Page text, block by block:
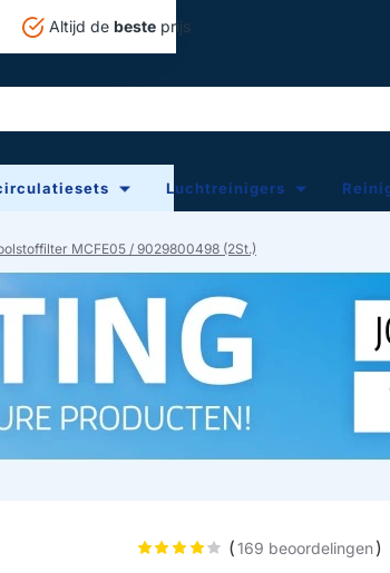
Altijd de beste prijs
Luchtreinigers
MCFE05 / 9029800498 (2St.)
(169 beoordelingen)